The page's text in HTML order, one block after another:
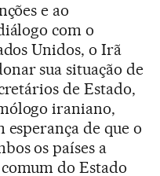
e ao
com o
Unidos, o Irã
sua situação de
de Estado,
iraniano,
esperança de que o
os países a
do Estado